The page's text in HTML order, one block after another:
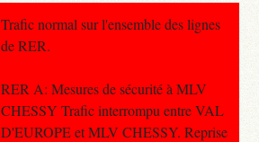
Trafic normal sur l'ensemble des lignes
de RER.
RER A: Mesures de sécurité à MLV
CHESSY Trafic interrompu entre VAL
D'EUROPE et MLV CHESSY. Reprise